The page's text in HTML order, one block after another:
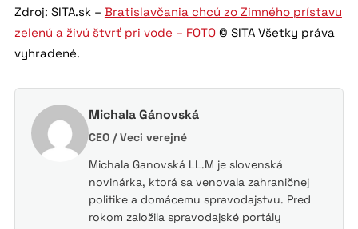
Zdroj: SITA.sk – Bratislavčania chcú zo Zimného prístavu
zelenú a živú štvrť pri vode – FOTO© SITA Všetky práva
vyhradené.
Michala Gánovská
CEO / Veci verejné
Michala Ganovská LL.M je slovenská
novinárka, ktorá sa venovala zahraničnej
politike a domácemu spravodajstvu. Pred
rokom založila spravodajské portály